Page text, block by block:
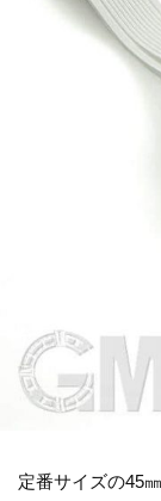
定番サイズの45